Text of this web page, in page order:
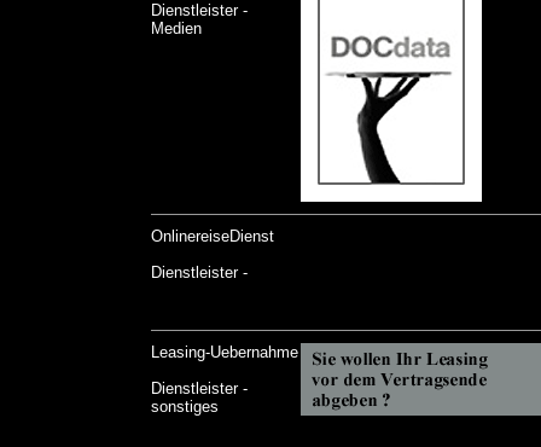
Dienstleister -
Medien
OnlinereiseDienst
Dienstleister -
Leasing-Uebernahme
Dienstleister -
sonstiges